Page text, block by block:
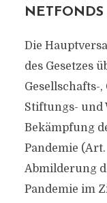
Die
des Gesetzes
Gesellschafts-,
Stiftungs- und
Bekämpfung
Pandemie
Abmilderung
Pandemie im